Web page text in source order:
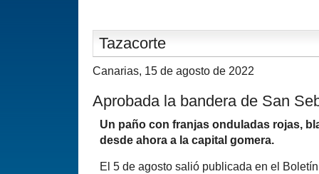
Tazacorte
Canarias, 15 de agosto de 2022
Aprobada la bandera de San
Un paño con franjas onduladas rojas,
desde ahora a la capital gomera.
El 5 de agosto salió publicada en el